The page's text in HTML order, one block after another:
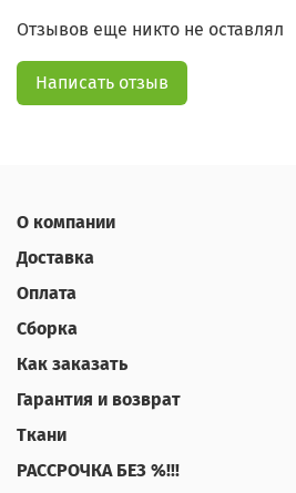
Отзывов еще никто не оставлял
Написать отзыв
О компании
Доставка
Оплата
Сборка
Как заказать
Гарантия и возврат
Ткани
РАССРОЧКА БЕЗ %!!!